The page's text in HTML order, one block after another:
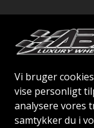
Vi bruger
vise personligt
analysere vores
samtykker du i